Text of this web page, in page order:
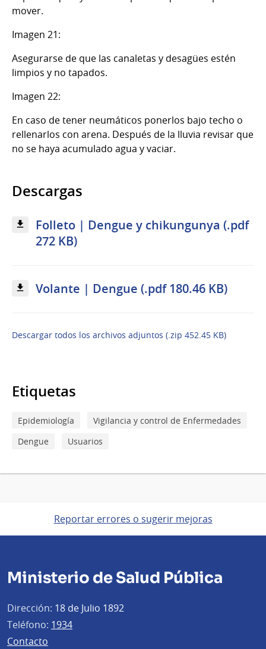
mover.
Imagen 21:
Asegurarse de que las canaletas y desagües estén
limpios y no tapados.
Imagen 22:
En caso de tener neumáticos ponerlos bajo techo o
rellenarlos con arena. Después de la lluvia revisar que
no se haya acumulado agua y vaciar.
Descargas
Folleto | Dengue y chikungunya (.pdf
272 KB)
Volante | Dengue (.pdf 180.46 KB)
Descargar todos los archivos adjuntos (.zip 452.45 KB)
Etiquetas
Epidemiología
Vigilancia y control de Enfermedades
Dengue
Usuarios
Reportar errores o sugerir mejoras
Ministerio de Salud Pública
Dirección: 18 de Julio 1892
Teléfono: 1934
Contacto